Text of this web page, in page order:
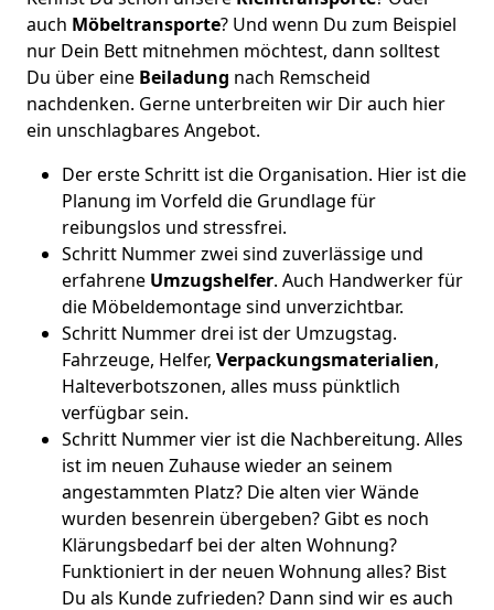
auch Möbeltransporte? Und wenn Du zum Beispiel
nur Dein Bett mitnehmen möchtest, dann solltest
Du über eine Beiladung nach Remscheid
nachdenken. Gerne unterbreiten wir Dir auch hier
ein unschlagbares Angebot.
Der erste Schritt ist die Organisation. Hier ist die
Planung im Vorfeld die Grundlage für
reibungslos und stressfrei.
Schritt Nummer zwei sind zuverlässige und
erfahrene Umzugshelfer. Auch Handwerker für
die Möbeldemontage sind unverzichtbar.
Schritt Nummer drei ist der Umzugstag.
Fahrzeuge, Helfer, Verpackungsmaterialien,
Halteverbotszonen, alles muss pünktlich
verfügbar sein.
Schritt Nummer vier ist die Nachbereitung. Alles
ist im neuen Zuhause wieder an seinem
angestammten Platz? Die alten vier Wände
wurden besenrein übergeben? Gibt es noch
Klärungsbedarf bei der alten Wohnung?
Funktioniert in der neuen Wohnung alles? Bist
Du als Kunde zufrieden? Dann sind wir es auch